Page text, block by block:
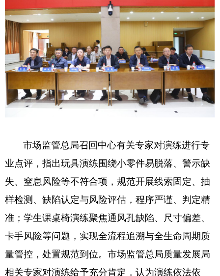
市场监管总局召回中心有关专家对演练进行专
业点评，指出玩具演练围绕小零件易脱落、警示缺
失、窒息风险等不符合项，规范开展线索固定、抽
样检测、缺陷认定与风险评估，程序严谨、判定精
准；学生课桌椅演练聚焦通风孔缺陷、尺寸偏差、
卡手风险等问题，实现全流程追溯与全生命周期质
量管控，处置规范到位。市场监管总局质量发展局
相关专家对演练给予充分肯定，认为演练依法依